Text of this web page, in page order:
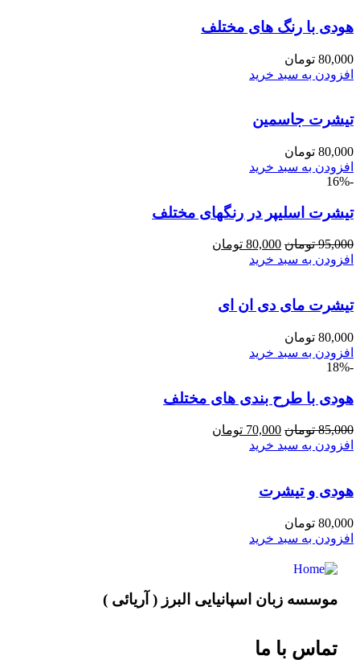
هودی با رنگ های مختلف
80,000 تومان
افزودن به سبد خرید
تیشرت جاسمین
80,000 تومان
افزودن به سبد خرید
-16%
تیشرت اسلیپر در رنگهای مختلف
95,000 تومان 80,000 تومان
افزودن به سبد خرید
تیشرت مای دی ان ای
80,000 تومان
افزودن به سبد خرید
-18%
هودی با طرح بندی های مختلف
85,000 تومان 70,000 تومان
افزودن به سبد خرید
هودی و تیشرت
80,000 تومان
افزودن به سبد خرید
موسسه زبان اسپانیایی البرز ( آریائی )
تماس با ما